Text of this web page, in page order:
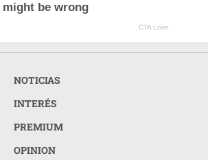
might be wrong
CTA Love
NOTICIAS
INTERÉS
PREMIUM
OPINION